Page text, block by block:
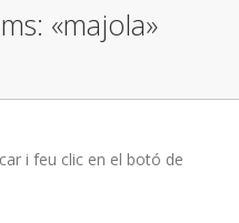
«majola»
i feu clic en el botó de